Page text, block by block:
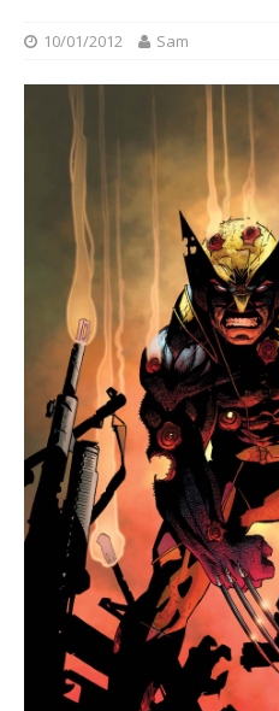
10/01/2012 Sam